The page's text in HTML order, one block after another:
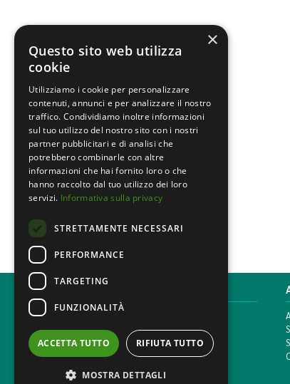
MONDINI BONORA GINEVRA
T. +39 02 777351 F. +39 02 784510
info@mbg.legal
×
Questo sito web utilizza
cookie
Utilizziamo i cookie per personalizzare
contenuti, annunci e per analizzare il nostro
traffico. Condividiamo inoltre informazioni
sul tuo utilizzo del nostro sito con i nostri
partner pubblicitari e di analisi che
potrebbero combinarle con altre
informazioni che hai fornito loro o che
hanno raccolto dal tuo utilizzo dei loro
servizi. Informativa sulla privacy
STRETTAMENTE NECESSARI
PERFORMANCE
TARGETING
FUNZIONALITÀ
ACCETTA TUTTO RIFIUTA TUTTO
MOSTRA DETTAGLI